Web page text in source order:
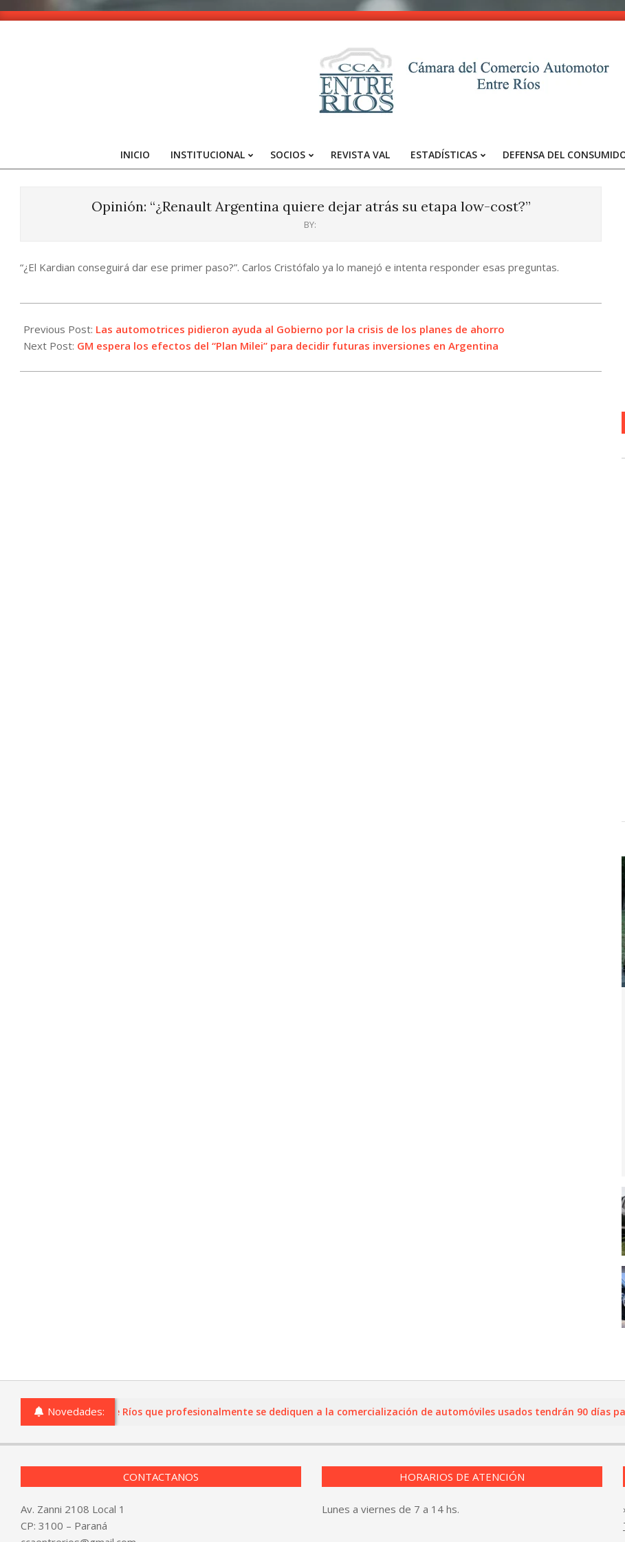
Skip
-
Entre
Primary
INICIO INSTITUCIONAL SOCIOS REVISTA VAL ESTADÍSTICAS DEFENSA DEL
Opinión: “¿Renault Argentina quiere dejar atrás su etapa low-cost?”
BY:
“¿El Kardian conseguirá dar ese primer paso?”. Carlos Cristófalo ya lo manejó e intenta responder esas preguntas.
07-
11
Previous Post: Las automotrices pidieron ayuda al Gobierno por la crisis de los planes de ahorro
Next Post: GM espera los efectos del “Plan Milei” para decidir futuras inversiones en Argentina
Novedades:
comercios de Entre Ríos que profesionalmente se dediquen a la comercialización de automóviles usados tendrán 90 días
CONTACTANOS
Av. Zanni 2108 Local 1
CP: 3100 – Paraná
HORARIOS DE ATENCIÓN
Lunes a viernes de 7 a 14 hs.